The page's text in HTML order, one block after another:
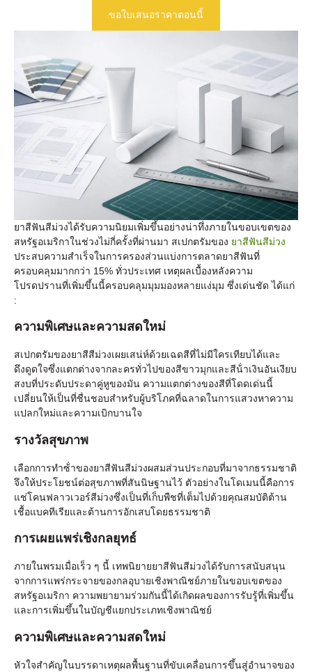
ยาสีฟันสีม่วงได้รับความนิยมเพิ่มขึ้นอย่างน่าทึ่งภายในขอบเขตของ
สหรัฐอเมริกาในช่วงไม่กี่ครั้งที่ผ่านมา สเปกตรัมของ ยาสีฟันสีม่วง
ประสบความสําเร็จในการครองส่วนแบ่งการตลาดยาสีฟันที่
ครอบคลุมมากกว่า 15% ทั่วประเทศ เหตุผลเบื้องหลังความ
โปรดปรานที่เพิ่มขึ้นนี้ครอบคลุมมุมมองหลายแง่มุม ซึ่งเด่นชัด ได้แก่
:
ความพิเศษและความสดใหม่
สเปกตรัมของยาสีสีม่วงเผยเสน่ห์ด้วยเฉดสีที่ไม่มีใครเทียบได้และ
ดึงดูดใจซึ่งแตกต่างจากละครทั่วไปของสีขาวมุกและสีน้ําเงินอันเงียบ
สงบที่ประดับประดาคู่หูของมัน ความแตกต่างของสีที่โดดเด่นนี้
เปลี่ยนให้เป็นที่ชื่นชอบสําหรับผู้บริโภคที่ฉลาดในการแสวงหาความ
แปลกใหม่และความเบิกบานใจ
รางวัลสุขภาพ
เลือกการทําซ้ําของยาสีฟันสีม่วงผสมส่วนประกอบที่มาจากธรรมชาติ
จึงให้ประโยชน์ต่อสุขภาพที่สันนิษฐานไว้ ตัวอย่างในโดเมนนี้คือการ
แช่โคนฟลาวเวอร์สีม่วงซึ่งเป็นที่เก็บพืชที่เต็มไปด้วยคุณสมบัติต้าน
เชื้อแบคทีเรียและต้านการอักเสบโดยธรรมชาติ
การเผยแพร่เชิงกลยุทธ์
ภายในพรมเมื่อเร็ว ๆ นี้ เทพนิยายยาสีฟันสีม่วงได้รับการสนับสนุน
จากการแพร่กระจายของกลอุบายเชิงพาณิชย์ภายในขอบเขตของ
สหรัฐอเมริกา ความพยายามร่วมกันนี้ได้เกิดผลของการรับรู้ที่เพิ่มขึ้น
และการเพิ่มขึ้นในบัญชีแยกประเภทเชิงพาณิชย์
ความพิเศษและความสดใหม่
หัวใจสําคัญในบรรดาเหตุผลพื้นฐานที่ขับเคลื่อนการขึ้นสู่อํานาจของ
ขอใบเสนอราคาตอนนี้